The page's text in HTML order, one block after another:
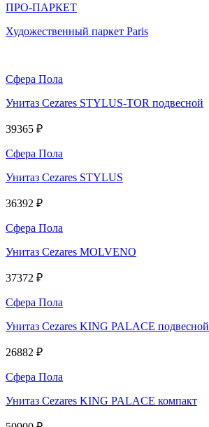
ПРО-ПАРКЕТ
Художественный паркет Paris
Сфера Пола
Унитаз Cezares STYLUS-TOR подвесной
39365 ₽
Сфера Пола
Унитаз Cezares STYLUS
36392 ₽
Сфера Пола
Унитаз Cezares MOLVENO
37372 ₽
Сфера Пола
Унитаз Cezares KING PALACE подвесной
26882 ₽
Сфера Пола
Унитаз Cezares KING PALACE компакт